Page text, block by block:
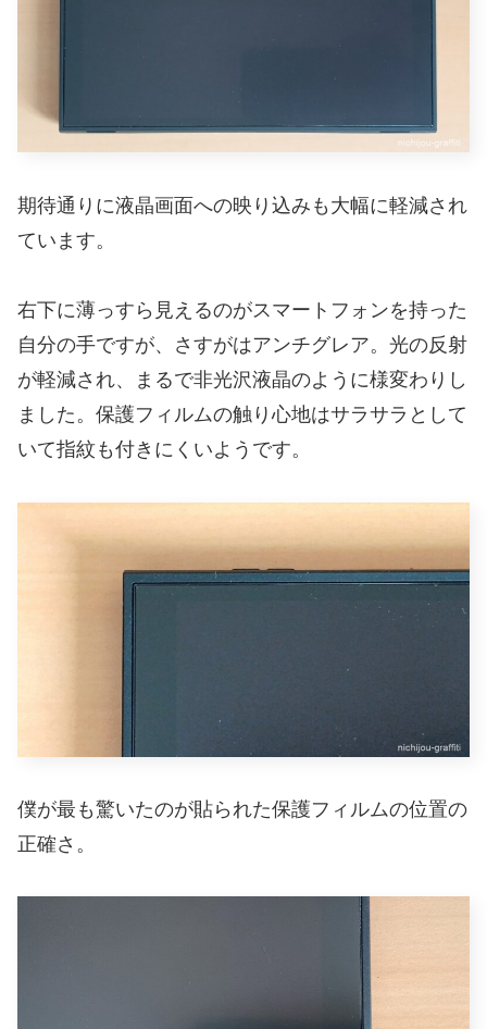
期待通りに液晶画面への映り込みも大幅に軽減され
ています。
右下に薄っすら見えるのがスマートフォンを持った
自分の手ですが、さすがはアンチグレア。光の反射
が軽減され、まるで非光沢液晶のように様変わりし
ました。保護フィルムの触り心地はサラサラとして
いて指紋も付きにくいようです。
僕が最も驚いたのが貼られた保護フィルムの位置の
正確さ。